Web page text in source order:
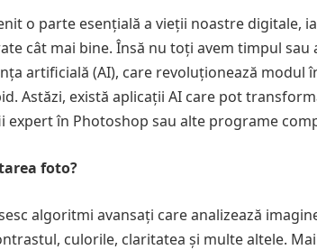
o parte esențială a vieții noastre digitale,
cât mai bine. Însă nu toți avem timpul
artificială (AI), care revoluționează
Astăzi, există aplicații AI care pot
expert în Photoshop sau alte programe
foto?
algoritmi avansați care analizează
culorile, claritatea și multe altele.